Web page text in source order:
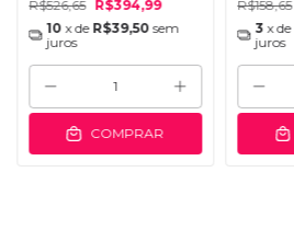
R$526,65
R$394,99
10 x de R$39,50 sem
juros
COMPRAR
R$158,65
3 x de
juros